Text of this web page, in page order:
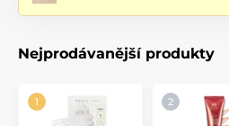
Nejprodávanější produkty